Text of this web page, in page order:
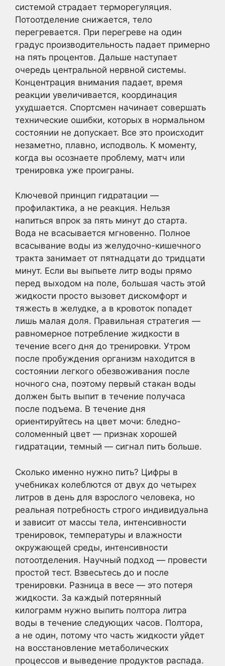
системой страдает терморегуляция.
Потоотделение снижается, тело
перегревается. При перегреве на один
градус производительность падает примерно
на пять процентов. Дальше наступает
очередь центральной нервной системы.
Концентрация внимания падает, время
реакции увеличивается, координация
ухудшается. Спортсмен начинает совершать
технические ошибки, которых в нормальном
состоянии не допускает. Все это происходит
незаметно, плавно, исподволь. К моменту,
когда вы осознаете проблему, матч или
тренировка уже проиграны.
Ключевой принцип гидратации —
профилактика, а не реакция. Нельзя
напиться впрок за пять минут до старта.
Вода не всасывается мгновенно. Полное
всасывание воды из желудочно-кишечного
тракта занимает от пятнадцати до тридцати
минут. Если вы выпьете литр воды прямо
перед выходом на поле, большая часть этой
жидкости просто вызовет дискомфорт и
тяжесть в желудке, а в кровоток попадет
лишь малая доля. Правильная стратегия —
равномерное потребление жидкости в
течение всего дня до тренировки. Утром
после пробуждения организм находится в
состоянии легкого обезвоживания после
ночного сна, поэтому первый стакан воды
должен быть выпит в течение получаса
после подъема. В течение дня
ориентируйтесь на цвет мочи: бледно-
соломенный цвет — признак хорошей
гидратации, темный — сигнал пить больше.
Сколько именно нужно пить? Цифры в
учебниках колеблются от двух до четырех
литров в день для взрослого человека, но
реальная потребность строго индивидуальна
и зависит от массы тела, интенсивности
тренировок, температуры и влажности
окружающей среды, интенсивности
потоотделения. Научный подход — провести
простой тест. Взвесьтесь до и после
тренировки. Разница в весе — это потеря
жидкости. За каждый потерянный
килограмм нужно выпить полтора литра
воды в течение следующих часов. Полтора,
а не один, потому что часть жидкости уйдет
на восстановление метаболических
процессов и выведение продуктов распада.